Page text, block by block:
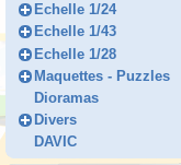
Echelle 1/24
Echelle 1/43
Echelle 1/28
Maquettes - Puzzles
Dioramas
Divers
DAVIC